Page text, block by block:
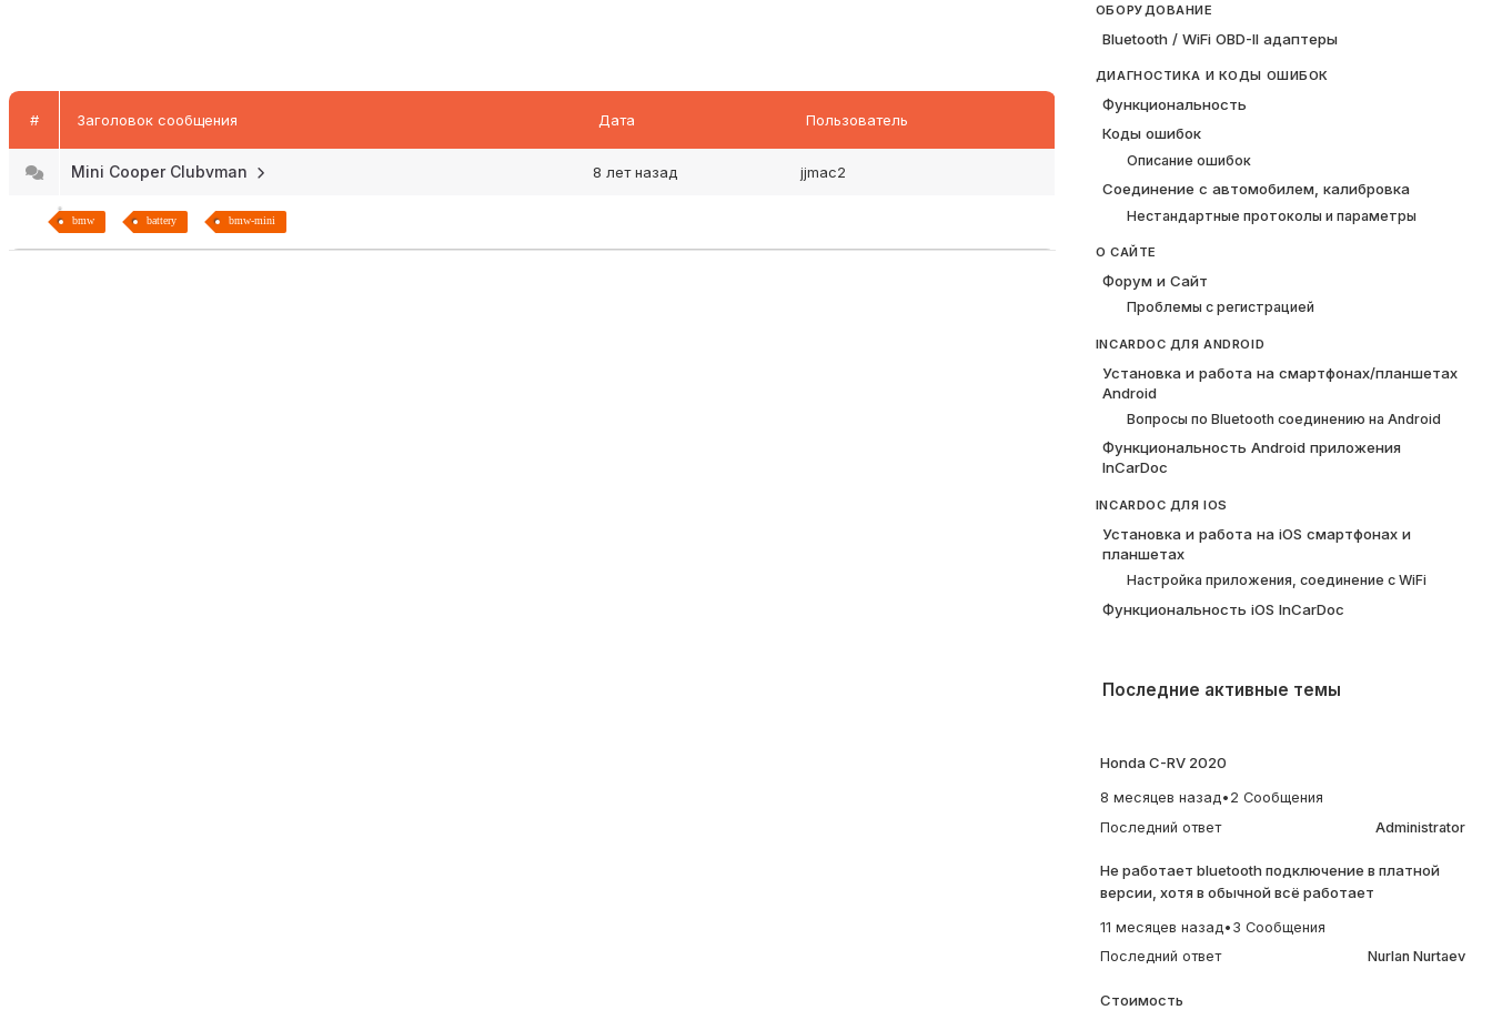
# Заголовок сообщения Дата Пользователь
Mini Cooper Clubvman 8 лет назад jjmac2
bmw battery bmw-mini
ОБОРУДОВАНИЕ
Bluetooth / WiFi OBD-II адаптеры
ДИАГНОСТИКА И КОДЫ ОШИБОК
Функциональность
Коды ошибок
Описание ошибок
Соединение с автомобилем, калибровка
Нестандартные протоколы и параметры
О САЙТЕ
Форум и Сайт
Проблемы с регистрацией
INCARDOC ДЛЯ ANDROID
Установка и работа на смартфонах/планшетах
Android
Вопросы по Bluetooth соединению на Android
Функциональность Android приложения
InCarDoc
INCARDOC ДЛЯ IOS
Установка и работа на iOS смартфонах и
планшетах
Настройка приложения, соединение с WiFi
Функциональность iOS InCarDoc
Последние активные темы
Honda C-RV 2020
8 месяцев назад• 2 Сообщения
Последний ответ
Administrator
Не работает bluetooth подключение в платной
версии, хотя в обычной всё работает
11 месяцев назад • 3 Сообщения
Последний ответ
Nurlan Nurtaev
Стоимость